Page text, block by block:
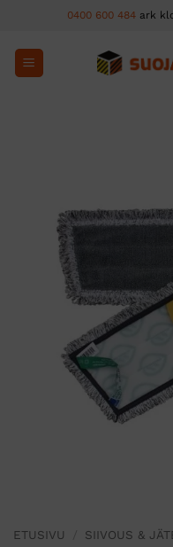
content
0400 600 484 ark
ETUSIVU SIIVOUS &